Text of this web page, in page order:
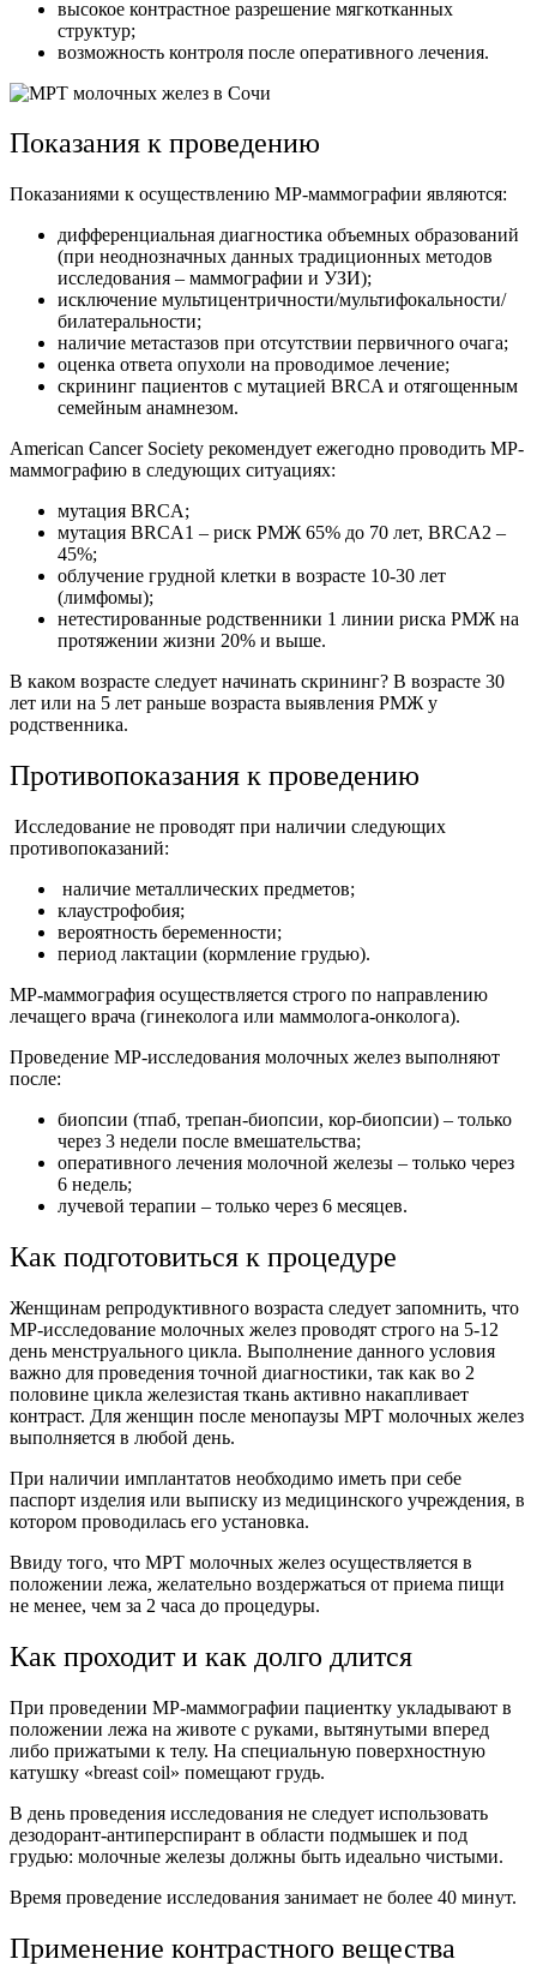
высокое контрастное разрешение мягкотканных
структур;
возможность контроля после оперативного лечения.
Показания к проведению
Показаниями к осуществлению МР-маммографии являются:
дифференциальная диагностика объемных образований
(при неоднозначных данных традиционных методов
исследования – маммографии и УЗИ);
исключение мультицентричности/мультифокальности/
билатеральности;
наличие метастазов при отсутствии первичного очага;
оценка ответа опухоли на проводимое лечение;
скрининг пациентов с мутацией BRCA и отягощенным
семейным анамнезом.
American Cancer Society рекомендует ежегодно проводить МР-
маммографию в следующих ситуациях:
мутация BRCA;
мутация BRCA1 – риск РМЖ 65% до 70 лет, BRCA2 –
45%;
облучение грудной клетки в возрасте 10-30 лет
(лимфомы);
нетестированные родственники 1 линии риска РМЖ на
протяжении жизни 20% и выше.
В каком возрасте следует начинать скрининг? В возрасте 30
лет или на 5 лет раньше возраста выявления РМЖ у
родственника.
Противопоказания к проведению
Исследование не проводят при наличии следующих
противопоказаний:
наличие металлических предметов;
клаустрофобия;
вероятность беременности;
период лактации (кормление грудью).
МР-маммография осуществляется строго по направлению
лечащего врача (гинеколога или маммолога-онколога).
Проведение МР-исследования молочных желез выполняют
после:
биопсии (тпаб, трепан-биопсии, кор-биопсии) – только
через 3 недели после вмешательства;
оперативного лечения молочной железы – только через
6 недель;
лучевой терапии – только через 6 месяцев.
Как подготовиться к процедуре
Женщинам репродуктивного возраста следует запомнить, что
МР-исследование молочных желез проводят строго на 5-12
день менструального цикла. Выполнение данного условия
важно для проведения точной диагностики, так как во 2
половине цикла железистая ткань активно накапливает
контраст. Для женщин после менопаузы МРТ молочных желез
выполняется в любой день.
При наличии имплантатов необходимо иметь при себе
паспорт изделия или выписку из медицинского учреждения, в
котором проводилась его установка.
Ввиду того, что МРТ молочных желез осуществляется в
положении лежа, желательно воздержаться от приема пищи
не менее, чем за 2 часа до процедуры.
Как проходит и как долго длится
При проведении МР-маммографии пациентку укладывают в
положении лежа на животе с руками, вытянутыми вперед
либо прижатыми к телу. На специальную поверхностную
катушку «breast coil» помещают грудь.
В день проведения исследования не следует использовать
дезодорант-антиперспирант в области подмышек и под
грудью: молочные железы должны быть идеально чистыми.
Время проведение исследования занимает не более 40 минут.
Применение контрастного вещества